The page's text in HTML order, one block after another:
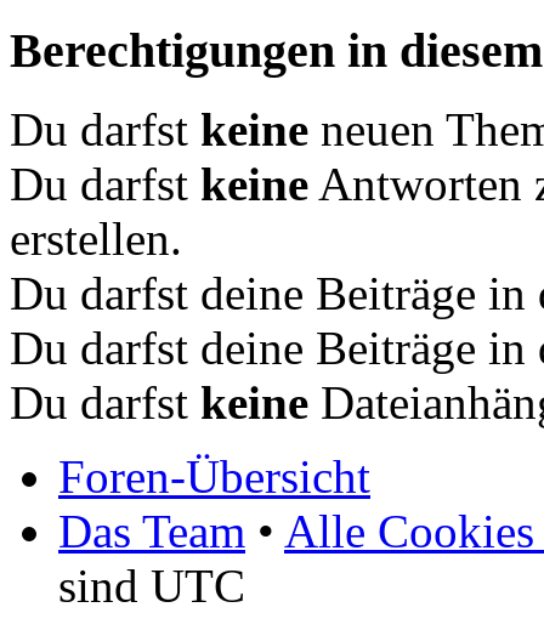
Berechtigungen in
Du darfst keine neuen
Du darfst keine Antworten
erstellen.
Du darfst deine Beiträge
Du darfst deine Beiträge
Du darfst keine
Foren-Übersicht
Das Team • Alle Cookies
sind UTC